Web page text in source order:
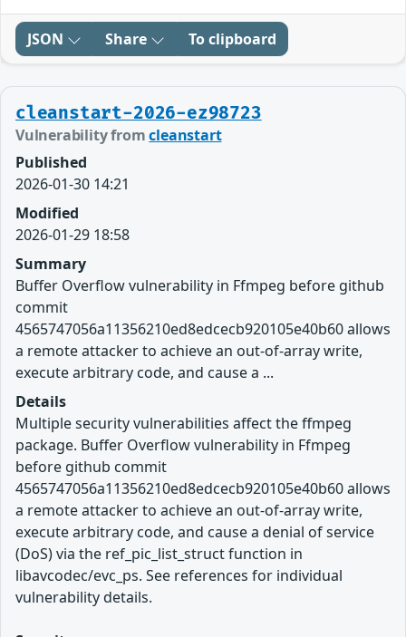
JSON Share To clipboard
cleanstart-2026-ez98723
Vulnerability fromcleanstart
Published
2026-01-30 14:21
Modified
2026-01-29 18:58
Summary
Buffer Overflow vulnerability in Ffmpeg before github
commit
4565747056a11356210ed8edcecb920105e40b60 allows
a remote attacker to achieve an out-of-array write,
execute arbitrary code, and cause a ...
Details
Multiple security vulnerabilities affect the ffmpeg
package. Buffer Overflow vulnerability in Ffmpeg
before github commit
4565747056a11356210ed8edcecb920105e40b60 allows
a remote attacker to achieve an out-of-array write,
execute arbitrary code, and cause a denial of service
(DoS) via the ref_pic_list_struct function in
libavcodec/evc_ps. See references for individual
vulnerability details.